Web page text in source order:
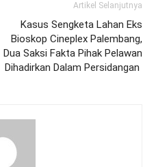
Artikel Selanjutnya
Kasus Sengketa Lahan Eks
Bioskop Cineplex Palembang,
Dua Saksi Fakta Pihak Pelawan
Dihadirkan Dalam Persidangan